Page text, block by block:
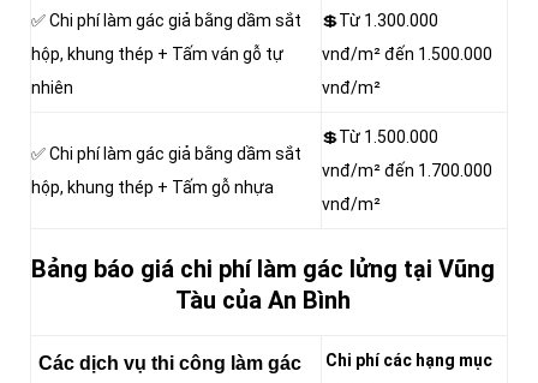
✅ Chi phí làm gác giả bằng dầm sắt
hộp, khung thép + Tấm ván gỗ tự
nhiên
💲Từ 1.300.000
vnđ/m² đến 1.500.000
vnđ/m²
✅ Chi phí làm gác giả bằng dầm sắt
hộp, khung thép + Tấm gỗ nhựa
💲Từ 1.500.000
vnđ/m² đến 1.700.000
vnđ/m²
Bảng báo giá chi phí làm gác lửng tại Vũng
Tàu của An Bình
Các dịch vụ thi công làm gác
Chi phí các hạng mục